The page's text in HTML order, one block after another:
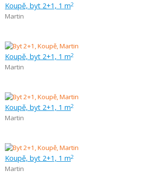
Koupě, byt 2+1, 1 m2
Martin
Koupě, byt 2+1, 1 m2
Martin
Koupě, byt 2+1, 1 m2
Martin
Koupě, byt 2+1, 1 m2
Martin